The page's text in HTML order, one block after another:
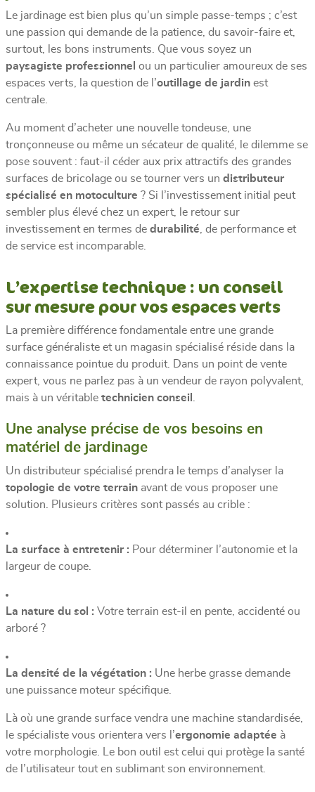
Le jardinage est bien plus qu’un simple passe-temps ; c’est
une passion qui demande de la patience, du savoir-faire et,
surtout, les bons instruments. Que vous soyez un
paysagiste professionnel ou un particulier amoureux de ses
espaces verts, la question de l’outillage de jardin est
centrale.
Au moment d’acheter une nouvelle tondeuse, une
tronçonneuse ou même un sécateur de qualité, le dilemme se
pose souvent : faut-il céder aux prix attractifs des grandes
surfaces de bricolage ou se tourner vers un distributeur
spécialisé en motoculture ? Si l’investissement initial peut
sembler plus élevé chez un expert, le retour sur
investissement en termes de durabilité , de performance et
de service est incomparable.
L’expertise technique : un conseil
sur mesure pour vos espaces verts
La première différence fondamentale entre une grande
surface généraliste et un magasin spécialisé réside dans la
connaissance pointue du produit. Dans un point de vente
expert, vous ne parlez pas à un vendeur de rayon polyvalent,
mais à un véritable technicien conseil
Une analyse précise de vos besoins en
matériel de jardinage
Un distributeur spécialisé prendra le temps d’analyser la
topologie de votre terrain avant de vous proposer une
solution. Plusieurs critères sont passés au crible :
La surface à entretenir : Pour déterminer l’autonomie et la
largeur de coupe.
La nature du sol : Votre terrain est-il en pente, accidenté ou
arboré ?
La densité de la végétation : Une herbe grasse demande
une puissance moteur spécifique.
Là où une grande surface vendra une machine standardisée,
le spécialiste vous orientera vers l’ergonomie adaptée à
votre morphologie. Le bon outil est celui qui protège la santé
de l’utilisateur tout en sublimant son environnement.